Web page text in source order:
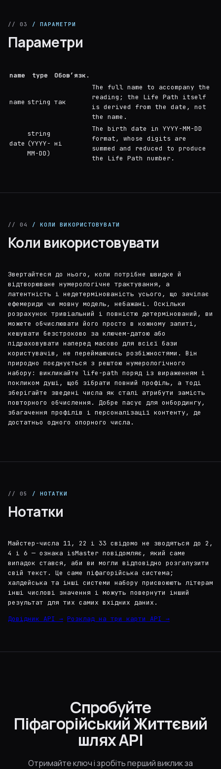
// 03 / ПАРАМЕТРИ
Параметри
name type Обов’язк.
name string так
The full name to accompany the
reading; the Life Path itself
is derived from the date, not
the name.
date
string
(YYYY-
MM-DD)
ні
The birth date in YYYY-MM-DD
format, whose digits are
summed and reduced to produce
the Life Path number.
// 04 / КОЛИ ВИКОРИСТОВУВАТИ
Коли використовувати
Звертайтеся до нього, коли потрібне швидке й
відтворюване нумерологічне трактування, а
латентність і недетермінованість усього, що зачіпає
ефемериди чи мовну модель, небажані. Оскільки
розрахунок тривіальний і повністю детермінований, ви
можете обчислювати його просто в кожному запиті,
кешувати безстроково за ключем-датою або
підраховувати наперед масово для всієї бази
користувачів, не переймаючись розбіжностями. Він
природно поєднується з рештою нумерологічного
набору: викликайте life-path поряд із вираженням і
покликом душі, щоб зібрати повний профіль, а тоді
зберігайте зведені числа як сталі атрибути замість
повторного обчислення. Добре пасує для онбордингу,
збагачення профілів і персоналізації контенту, де
достатньо одного опорного числа.
// 05 / НОТАТКИ
Нотатки
Майстер-числа 11, 22 і 33 свідомо не зводяться до 2,
4 і 6 — ознака isMaster повідомляє, який саме
випадок стався, аби ви могли відповідно розгалузити
свій текст. Це саме піфагорійська система;
халдейська та інші системи набору присвоюють літерам
інші числові значення і можуть повернути інший
результат для тих самих вхідних даних.
Довідник API → Розклад на три карти API →
Спробуйте
Піфагорійський Життєвий
шлях API
Отримайте ключ і зробіть перший виклик за